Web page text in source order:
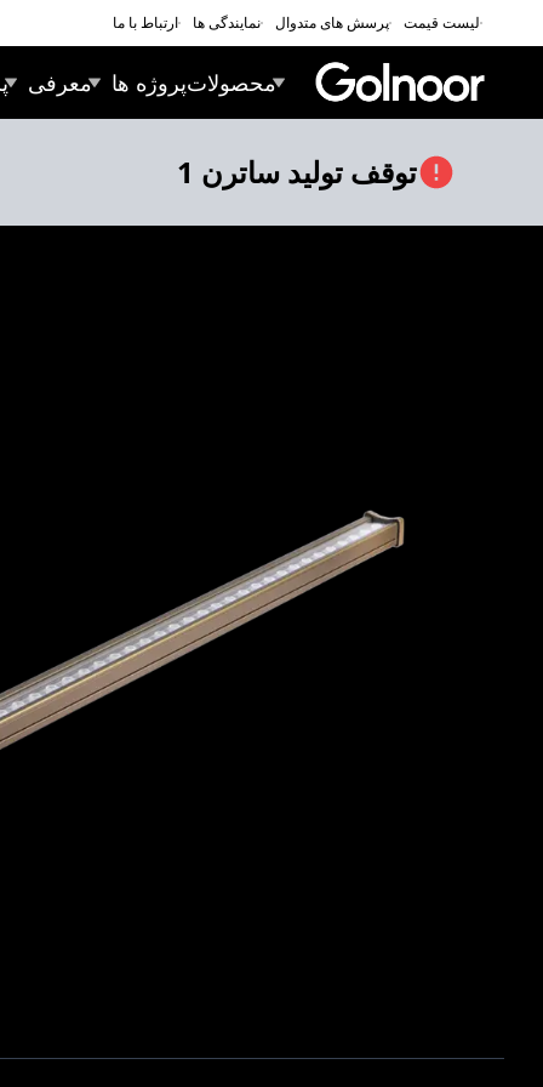
لیست قیمت پرسش های متدوال نمایندگی ها ارتباط با ما
محصولاتپروژه ها معرفی
توقف تولید ساترن 1